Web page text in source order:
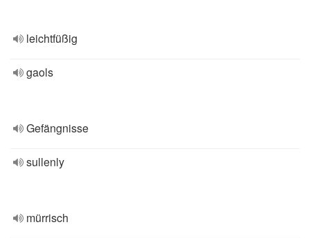
leichtfüßig
gaols
Gefängnisse
sullenly
mürrisch